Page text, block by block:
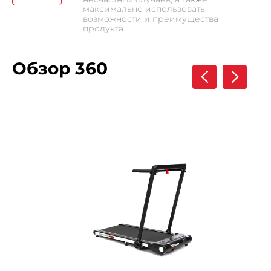
и декор из ударопрочного полистирола HIPS
гарантируют долговечность тренажера. SVENSSON
для воспроизведения музыки с телефона, что делает
тренировки более увлекательными. Подставка для
ролики. В сложенном виде дорожка занимает всего
140,5 × 69 × 13 см, что делает ее удобной для хранения
даже в небольших квартирах. Размеры в рабочем
состоянии составляют 129,5 × 69 × 102 см. Питание от
сети 220 В, энергоэффективность двигателя и
продуманная система амортизации делают дорожку
максимально использовать
возможности и преимущества
продукта.
Обзор 360